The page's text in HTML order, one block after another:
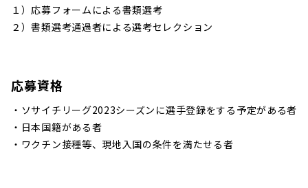
１）応募フォームによる書類選考
２）書類選考通過者による選考セレクション
応募資格
・ソサイチリーグ2023シーズンに選手登録をする予定がある者
・日本国籍がある者
・ワクチン接種等、現地入国の条件を満たせる者